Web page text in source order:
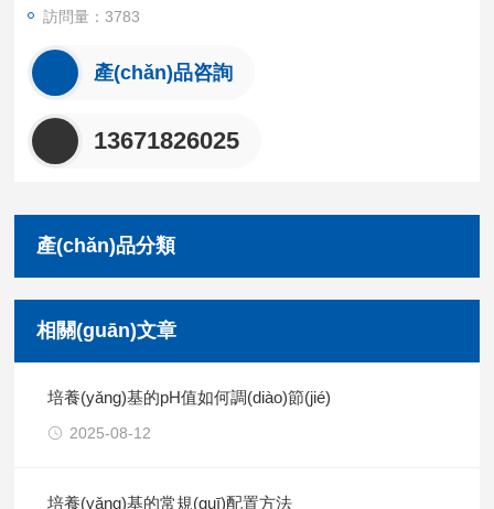
好的平板應(yīng)立即使用，超過保質(zhì)
訪問量：3783
產(chǎn)品咨詢
13671826025
產(chǎn)品分類
相關(guān)文章
培養(yǎng)基的pH值如何調(diào)節(jié)
2025-08-12
培養(yǎng)基的常規(guī)配置方法